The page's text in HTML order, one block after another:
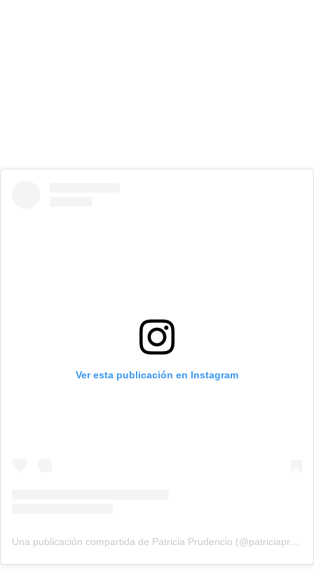
Ver esta publicación en Instagram
Una publicación compartida de Patricia Prudencio (@patriciaprudencio98)